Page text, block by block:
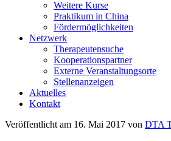
Weitere Kurse
Praktikum in China
Fördermöglichkeiten
Netzwerk
Therapeutensuche
Kooperationspartner
Externe Veranstaltungsorte
Stellenanzeigen
Aktuelles
Kontakt
Veröffentlicht am 16. Mai 2017 von DTA